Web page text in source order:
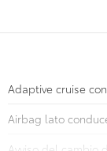
Adaptive cruise
Airbag lato